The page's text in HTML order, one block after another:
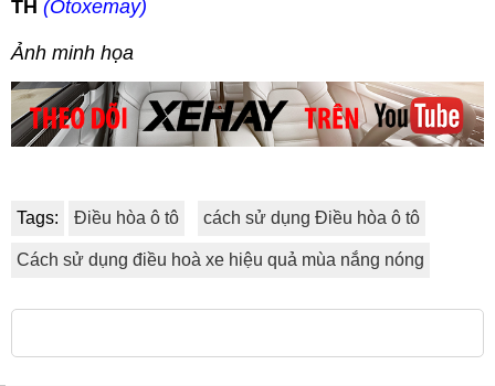
TH (Otoxemay)
Ảnh minh họa
Tags: Điều hòa ô tô cách sử dụng Điều hòa ô tô
Cách sử dụng điều hoà xe hiệu quả mùa nắng nóng